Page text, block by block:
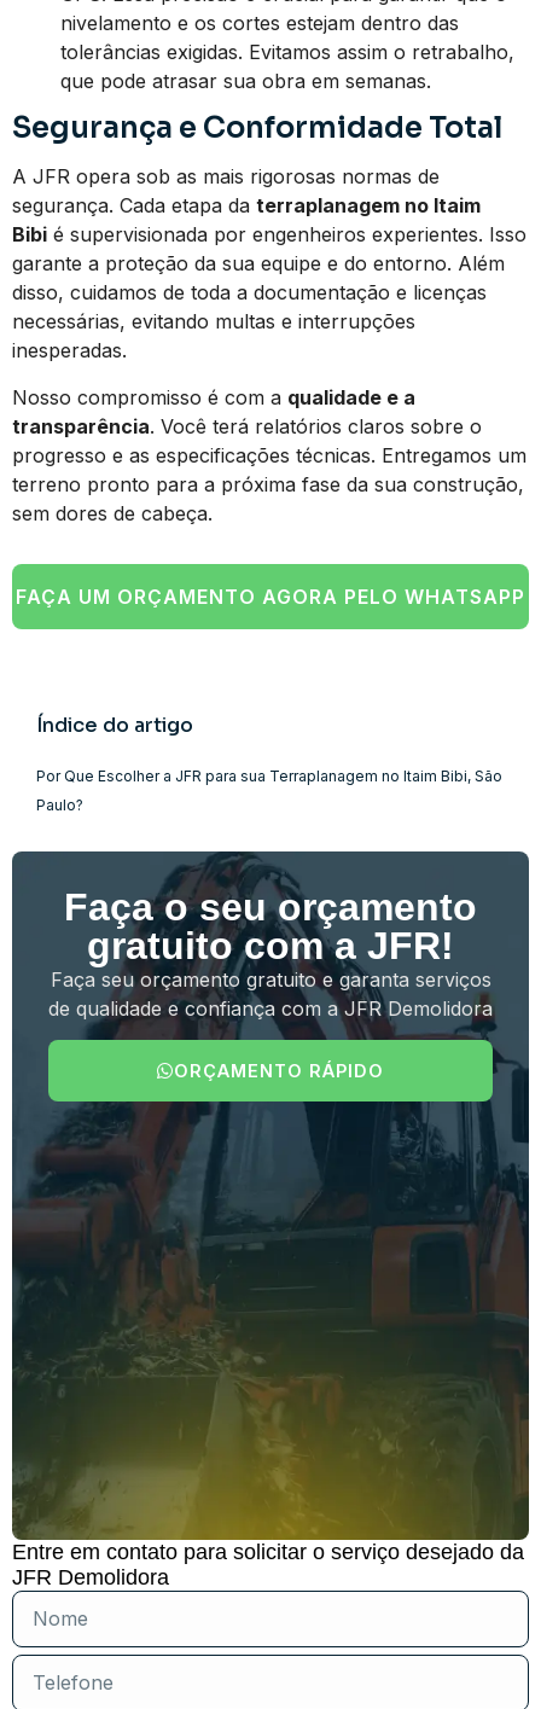
nivelamento e os cortes estejam dentro das
tolerâncias exigidas. Evitamos assim o retrabalho,
que pode atrasar sua obra em semanas.
Segurança e Conformidade Total
A JFR opera sob as mais rigorosas normas de
segurança. Cada etapa da terraplanagem no Itaim
Bibi é supervisionada por engenheiros experientes. Isso
garante a proteção da sua equipe e do entorno. Além
disso, cuidamos de toda a documentação e licenças
necessárias, evitando multas e interrupções
inesperadas.
Nosso compromisso é com a qualidade e a
transparência. Você terá relatórios claros sobre o
progresso e as especificações técnicas. Entregamos um
terreno pronto para a próxima fase da sua construção,
sem dores de cabeça.
FAÇA UM ORÇAMENTO AGORA PELO WHATSAPP
Índice do artigo
Por Que Escolher a JFR para sua Terraplanagem no Itaim Bibi, São
Paulo?
Faça o seu orçamento
gratuito com a JFR!
Faça seu orçamento gratuito e garanta serviços
de qualidade e confiança com a JFR Demolidora
ORÇAMENTO RÁPIDO
Entre em contato para solicitar o serviço desejado da
JFR Demolidora